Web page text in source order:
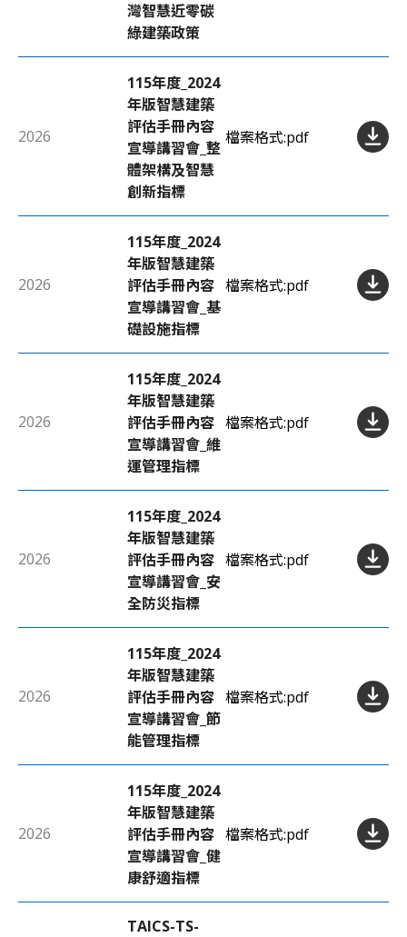
灣智慧近零碳
綠建築政策
2026
115年度_2024
年版智慧建築
評估手冊內容
宣導講習會_整
體架構及智慧
創新指標
檔案格式:pdf
2026
115年度_2024
年版智慧建築
評估手冊內容
宣導講習會_基
礎設施指標
檔案格式:pdf
2026
115年度_2024
年版智慧建築
評估手冊內容
宣導講習會_維
運管理指標
檔案格式:pdf
2026
115年度_2024
年版智慧建築
評估手冊內容
宣導講習會_安
全防災指標
檔案格式:pdf
2026
115年度_2024
年版智慧建築
評估手冊內容
宣導講習會_節
能管理指標
檔案格式:pdf
2026
115年度_2024
年版智慧建築
評估手冊內容
宣導講習會_健
康舒適指標
檔案格式:pdf
TAICS-TS-